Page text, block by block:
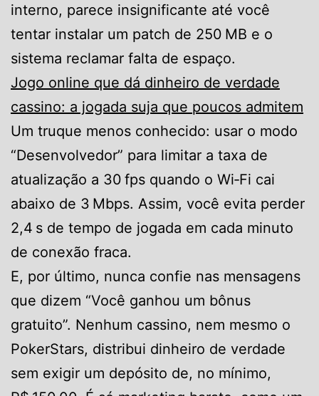
interno, parece insignificante até você
tentar instalar um patch de 250 MB e o
sistema reclamar falta de espaço.
Jogo online que dá dinheiro de verdade
cassino: a jogada suja que poucos admitem
Um truque menos conhecido: usar o modo
“Desenvolvedor” para limitar a taxa de
atualização a 30 fps quando o Wi‑Fi cai
abaixo de 3 Mbps. Assim, você evita perder
2,4 s de tempo de jogada em cada minuto
de conexão fraca.
E, por último, nunca confie nas mensagens
que dizem “Você ganhou um bônus
gratuito”. Nenhum cassino, nem mesmo o
PokerStars, distribui dinheiro de verdade
sem exigir um depósito de, no mínimo,